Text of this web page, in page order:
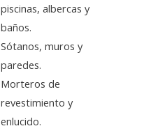
piscinas, albercas y
baños.
Sótanos, muros y
paredes.
Morteros de
revestimiento y
enlucido.